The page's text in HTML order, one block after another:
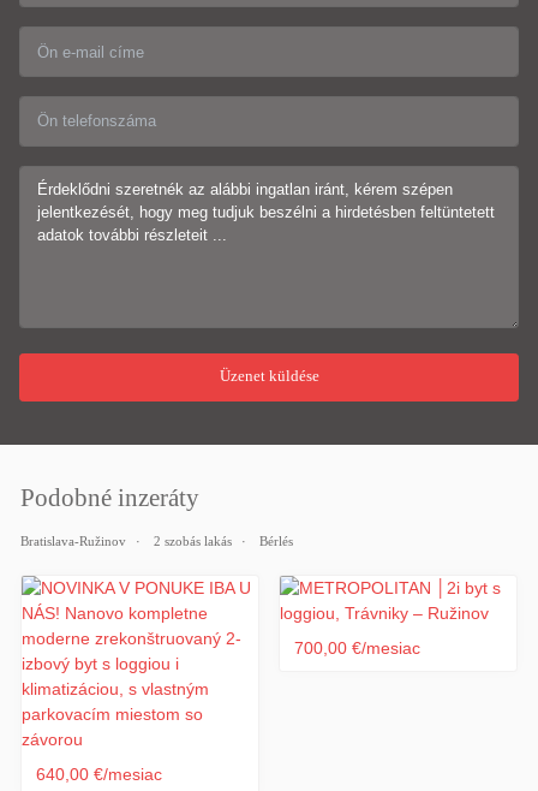
Podobné inzeráty
Bratislava-Ružinov 2 szobás lakás Bérlés
640,00 €/mesiac
700,00 €/mesiac